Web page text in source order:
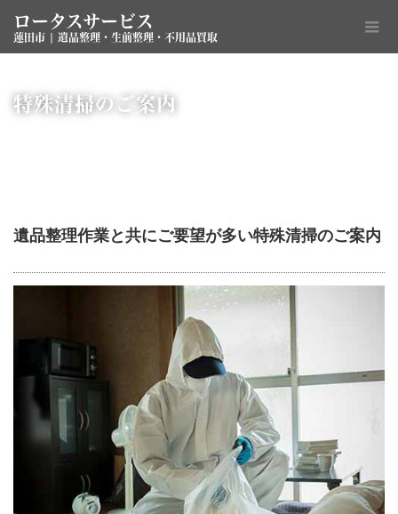
ロータスサービス
蓮田市 | 遺品整理・生前整理・不用品買取
特殊清掃のご案内
遺品整理作業と共にご要望が多い特殊清掃のご案内